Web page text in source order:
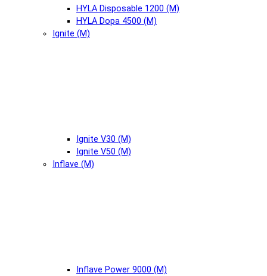
HYLA Disposable 1200 (М)
HYLA Dopa 4500 (М)
Ignite (М)
Ignite V30 (М)
Ignite V50 (М)
Inflave (М)
Inflave Power 9000 (М)